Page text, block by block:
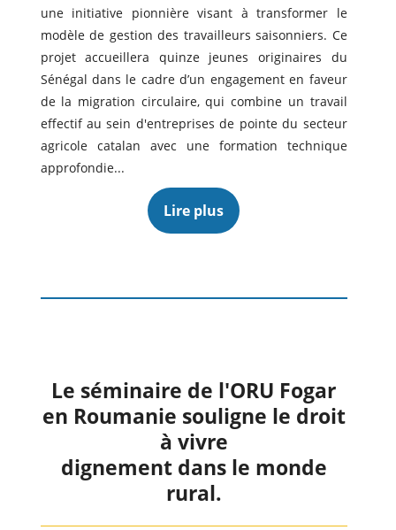
une initiative pionnière visant à transformer le
modèle de gestion des travailleurs saisonniers. Ce
projet accueillera quinze jeunes originaires du
Sénégal dans le cadre d’un engagement en faveur
de la migration circulaire, qui combine un travail
effectif au sein d'entreprises de pointe du secteur
agricole catalan avec une formation technique
approfondie...
Lire plus
Le séminaire de l'ORU Fogar
en Roumanie souligne le droit
à vivre
dignement dans le monde
rural.